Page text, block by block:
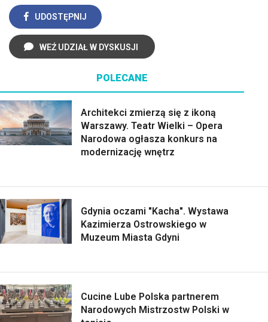
UDOSTĘPNIJ
WEŹ UDZIAŁ W DYSKUSJI
POLECANE
Architekci zmierzą się z ikoną
Warszawy. Teatr Wielki – Opera
Narodowa ogłasza konkurs na
modernizację wnętrz
Gdynia oczami "Kacha". Wystawa
Kazimierza Ostrowskiego w
Muzeum Miasta Gdyni
Cucine Lube Polska partnerem
Narodowych Mistrzostw Polski w